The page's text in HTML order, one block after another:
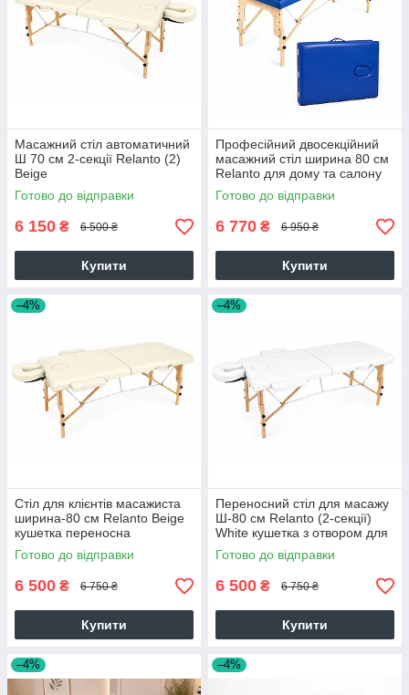
Масажний стіл автоматичний
Ш 70 см 2-секції Relanto (2)
Beige
Готово до відправки
6 150 ₴ 6 500 ₴
Купити
Професійний двосекційний
масажний стіл ширина 80 см
Relanto для дому та салону
Складані столи для масажу
Готово до відправки
6 770 ₴ 6 950 ₴
Купити
–4%
Стіл для клієнтів масажиста
ширина-80 см Relantо Beige
кушетка переносна
двосекційна
Готово до відправки
6 500 ₴ 6 750 ₴
Купити
–4%
Переносний стіл для масажу
Ш-80 см Relanto (2-секції)
White кушетка з отвором для
обличчя складана
Готово до відправки
6 500 ₴ 6 750 ₴
Купити
–4% –4%